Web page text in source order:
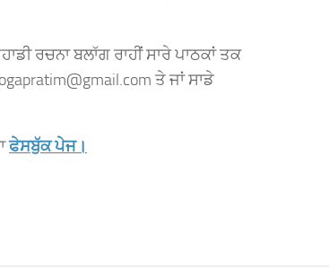
ਰਚਨਾ ਬਲਾੱਗ ਰਾਹੀਂ ਸਾਰੇ ਪਾਠਕਾਂ ਤਕ
ਤੇ ਜਾਂ ਸਾਡੇ
ਫੇਸਬੁੱਕ ਪੇਜ।